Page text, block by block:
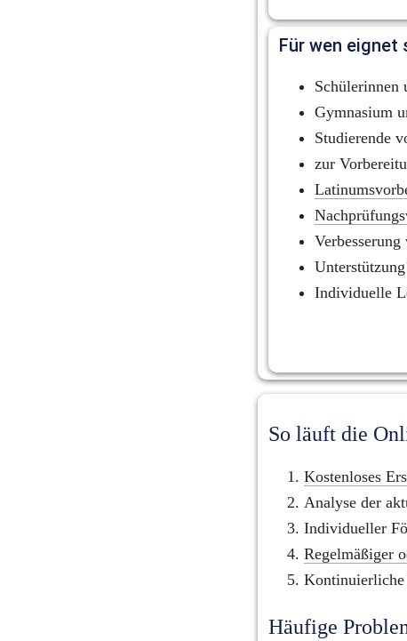
Für wen eignet
Schülerinnen
Gymnasium
Studierende
zur
Individuelle
So läuft die
Kostenloses
Analyse der
Individueller
Regelmäßiger
Häufige